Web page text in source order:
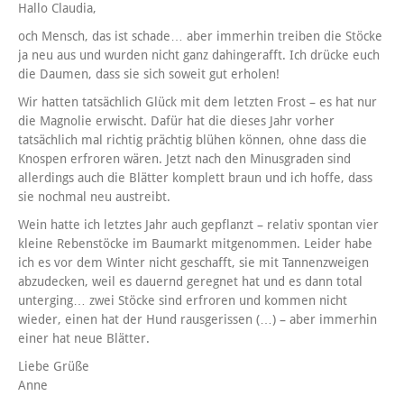
Hallo Claudia,
och Mensch, das ist schade… aber immerhin treiben die Stöcke
ja neu aus und wurden nicht ganz dahingerafft. Ich drücke euch
die Daumen, dass sie sich soweit gut erholen!
Wir hatten tatsächlich Glück mit dem letzten Frost – es hat nur
die Magnolie erwischt. Dafür hat die dieses Jahr vorher
tatsächlich mal richtig prächtig blühen können, ohne dass die
Knospen erfroren wären. Jetzt nach den Minusgraden sind
allerdings auch die Blätter komplett braun und ich hoffe, dass
sie nochmal neu austreibt.
Wein hatte ich letztes Jahr auch gepflanzt – relativ spontan vier
kleine Rebenstöcke im Baumarkt mitgenommen. Leider habe
ich es vor dem Winter nicht geschafft, sie mit Tannenzweigen
abzudecken, weil es dauernd geregnet hat und es dann total
unterging… zwei Stöcke sind erfroren und kommen nicht
wieder, einen hat der Hund rausgerissen (…) – aber immerhin
einer hat neue Blätter.
Liebe Grüße
Anne